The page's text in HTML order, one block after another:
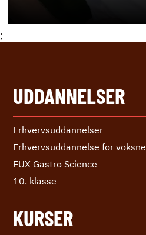
;
UDDANNELSER
Erhvervs­uddannelser
Erhvervs­uddannelse ­for voksne
EUX Gastro Science
10. klasse
KURSER